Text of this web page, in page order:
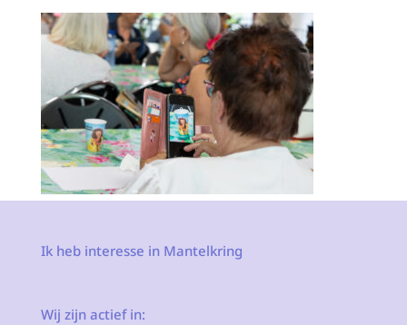
Ik heb interesse in Mantelkring
Wij zijn actief in: